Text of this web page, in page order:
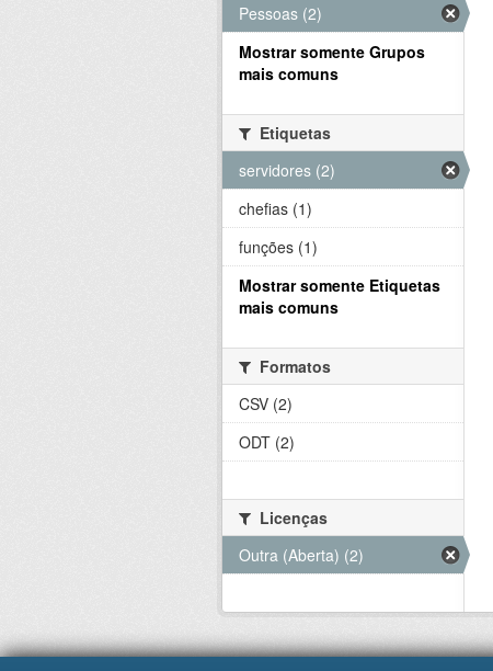
Pessoas (2)
Mostrar somente Grupos
mais comuns
Etiquetas
servidores (2)
chefias (1)
funções (1)
Mostrar somente Etiquetas
mais comuns
Formatos
CSV (2)
ODT (2)
Licenças
Outra (Aberta) (2)